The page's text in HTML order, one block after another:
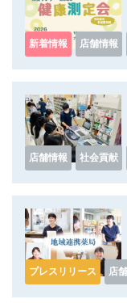
新着情報
店舗情報
店舗情報
社会貢献
プレスリリース
店